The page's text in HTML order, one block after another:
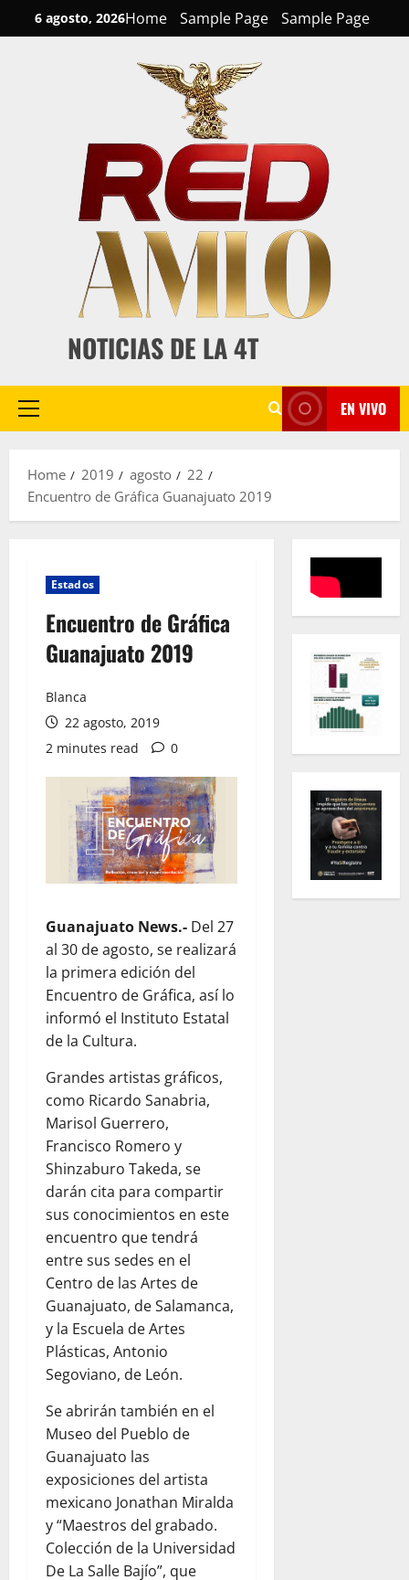
to
6 agosto, 2026Home Sample Page Sample Page
NOTICIAS DE LA 4T
Primary
EN VIVO
Home 2019 agosto
22
Encuentro de Gráfica Guanajuato 2019
Estados
Encuentro de Gráfica
Guanajuato 2019
Blanca
22 agosto, 2019
2 minutes read
0
Guanajuato News.- Del 27
al 30 de agosto, se realizará
la primera edición del
Encuentro de Gráfica, así lo
informó el Instituto Estatal
de la Cultura.
Grandes artistas gráficos,
como Ricardo Sanabria,
Marisol Guerrero,
Francisco Romero y
Shinzaburo Takeda, se
darán cita para compartir
sus conocimientos en este
encuentro que tendrá
entre sus sedes en el
Centro de las Artes de
Guanajuato, de Salamanca,
y la Escuela de Artes
Plásticas, Antonio
Segoviano, de León.
Se abrirán también en el
Museo del Pueblo de
Guanajuato las
exposiciones del artista
mexicano Jonathan Miralda
y “Maestros del grabado.
Colección de la Universidad
De La Salle Bajío”, que